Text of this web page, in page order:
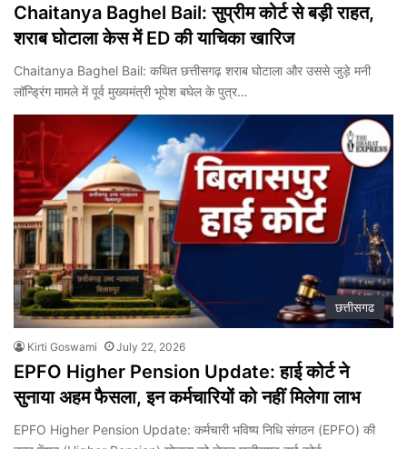
Chaitanya Baghel Bail: सुप्रीम कोर्ट से बड़ी राहत,
शराब घोटाला केस में ED की याचिका खारिज
Chaitanya Baghel Bail: कथित छत्तीसगढ़ शराब घोटाला और उससे जुड़े मनी
लॉन्ड्रिंग मामले में पूर्व मुख्यमंत्री भूपेश बघेल के पुत्र…
छत्तीसगढ
Kirti Goswami July 22, 2026
EPFO Higher Pension Update: हाई कोर्ट ने
सुनाया अहम फैसला, इन कर्मचारियों को नहीं मिलेगा लाभ
EPFO Higher Pension Update: कर्मचारी भविष्य निधि संगठन (EPFO) की